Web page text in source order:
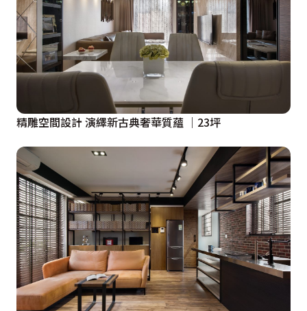
精雕空間設計 演繹新古典奢華質蘊 │23坪